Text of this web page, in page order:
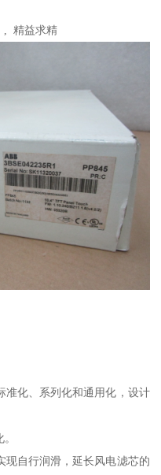
, 精益求精
准化、系列化和通用化，设计
现自行润滑，延长风电滤芯的